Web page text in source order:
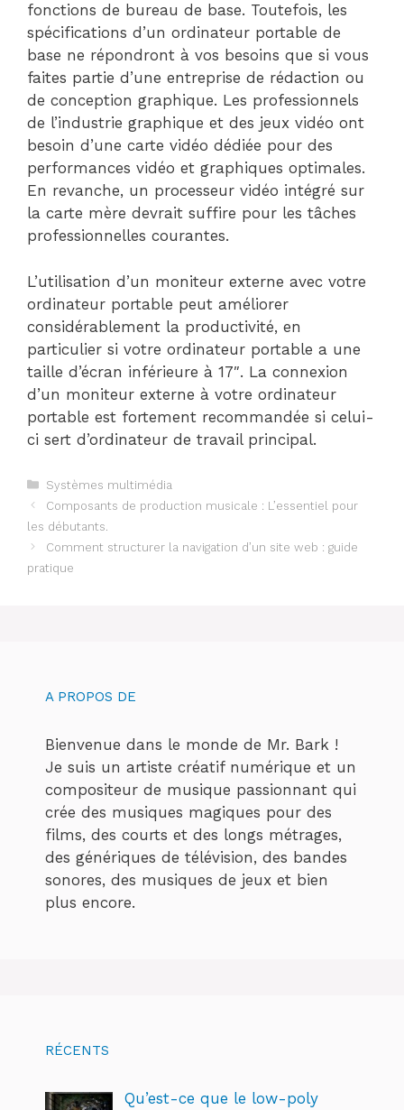
fonctions de bureau de base. Toutefois, les
spécifications d’un ordinateur portable de
base ne répondront à vos besoins que si vous
faites partie d’une entreprise de rédaction ou
de conception graphique. Les professionnels
de l’industrie graphique et des jeux vidéo ont
besoin d’une carte vidéo dédiée pour des
performances vidéo et graphiques optimales.
En revanche, un processeur vidéo intégré sur
la carte mère devrait suffire pour les tâches
professionnelles courantes.
L’utilisation d’un moniteur externe avec votre
ordinateur portable peut améliorer
considérablement la productivité, en
particulier si votre ordinateur portable a une
taille d’écran inférieure à 17″. La connexion
d’un moniteur externe à votre ordinateur
portable est fortement recommandée si celui-
ci sert d’ordinateur de travail principal.
Categories
Systèmes multimédia
Composants de production musicale : L’essentiel pour
les débutants.
Comment structurer la navigation d’un site web : guide
pratique
A PROPOS DE
Bienvenue dans le monde de Mr. Bark !
Je suis un artiste créatif numérique et un
compositeur de musique passionnant qui
crée des musiques magiques pour des
films, des courts et des longs métrages,
des génériques de télévision, des bandes
sonores, des musiques de jeux et bien
plus encore.
RÉCENTS
Qu’est-ce que le low-poly